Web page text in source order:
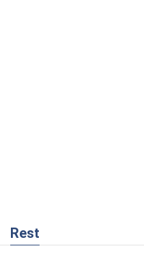
Rest